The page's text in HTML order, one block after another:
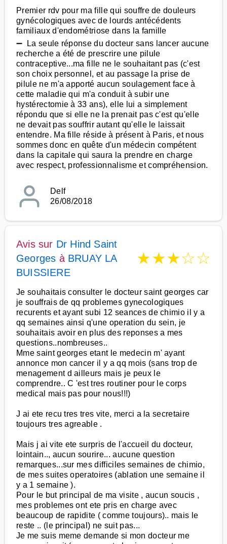
Premier rdv pour ma fille qui souffre de douleurs
gynécologiques avec de lourds antécédents
familiaux d'endométriose dans la famille
➖ La seule réponse du docteur sans lancer aucune
recherche a été de prescrire une pilule
contraceptive...ma fille ne le souhaitant pas (c'est
son choix personnel, et au passage la prise de
pilule ne m'a apporté aucun soulagement face à
cette maladie qui m'a conduit à subir une
hystérectomie à 33 ans), elle lui a simplement
répondu que si elle ne la prenait pas c'est qu'elle
ne devait pas souffrir autant qu'elle le laissait
entendre. Ma fille réside à présent à Paris, et nous
sommes donc en quête d'un médecin compétent
dans la capitale qui saura la prendre en charge
avec respect, professionnalisme et compréhension.
Delf
26/08/2018
Avis sur Dr Hind Saint
Georges à BRUAY LA
BUISSIERE
★★★☆☆
Je souhaitais consulter le docteur saint georges car
je souffrais de qq problemes gynecologiques
recurents et ayant subi 12 seances de chimio il y a
qq semaines ainsi q'une operation du sein, je
souhaitais avoir en plus des reponses a mes
questions..nombreuses..
Mme saint georges etant le medecin m' ayant
annonce mon cancer il y a qq mois (sans trop de
menagement d ailleurs mais je peux le
comprendre.. C 'est tres routiner pour le corps
medical mais pas pour nous!!!)
J ai ete recu tres tres vite, merci a la secretaire
toujours tres agreable .
Mais j ai vite ete surpris de l'accueil du docteur,
lointain.., aucun sourire... aucune question
remarques...sur mes difficiles semaines de chimio,
de mes suites operatoires (ablation une semaine il
y a 1 semaine ).
Pour le but principal de ma visite , aucun soucis ,
mes problemes ont ete pris en charge avec
beaucoup de rapidite ( comme toujours).. mais le
reste .. (le principal) ne suit pas...
Je me suis meme demande si mon docteur me